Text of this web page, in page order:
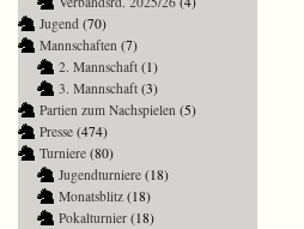
Jugend (70)
Mannschaften (7)
2. Mannschaft (1)
3. Mannschaft (3)
Partien zum Nachspielen (5)
Presse (474)
Turniere (80)
Jugendturniere (18)
Monatsblitz (18)
Pokalturnier (18)